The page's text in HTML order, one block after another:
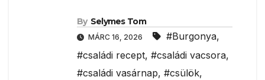
By Selymes Tom
MÁRC 16, 2026 #Burgonya,
#családi recept, #családi vacsora,
#családi vasárnap, #csülök,